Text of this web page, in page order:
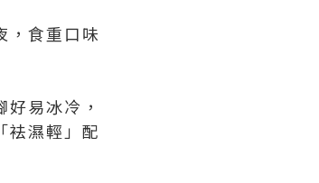
，食重口味
易冰冷，
袪濕輕」配